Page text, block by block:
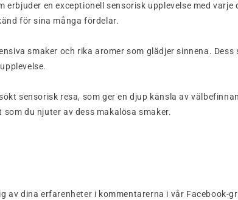
erbjuder en exceptionell sensorisk upplevelse med
för sina många fördelar.
smaker och rika aromer som glädjer sinnena.
sensorisk resa, som ger en djup känsla av
du njuter av dess makalösa smaker.
av dina erfarenheter i kommentarerna i vår Facebook-